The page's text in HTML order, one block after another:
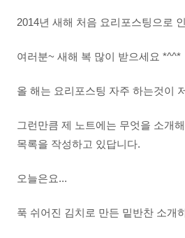
2014년 새해 처음 요리포스팅으로
여러분~ 새해 복 많이 받으세요 *^^*
올 해는 요리포스팅 자주 하는것이
그런만큼 제 노트에는 무엇을 소개
목록을 작성하고 있답니다.
오늘은요...
푹 쉬어진 김치로 만든 밑반찬 소개